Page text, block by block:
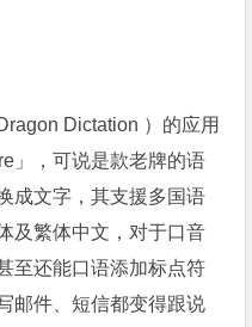
Dictation ）的应用
」，可说是款老牌的语
成文字，其支援多国语
及繁体中文，对于口音
至还能口语添加标点符
邮件、短信都变得跟说